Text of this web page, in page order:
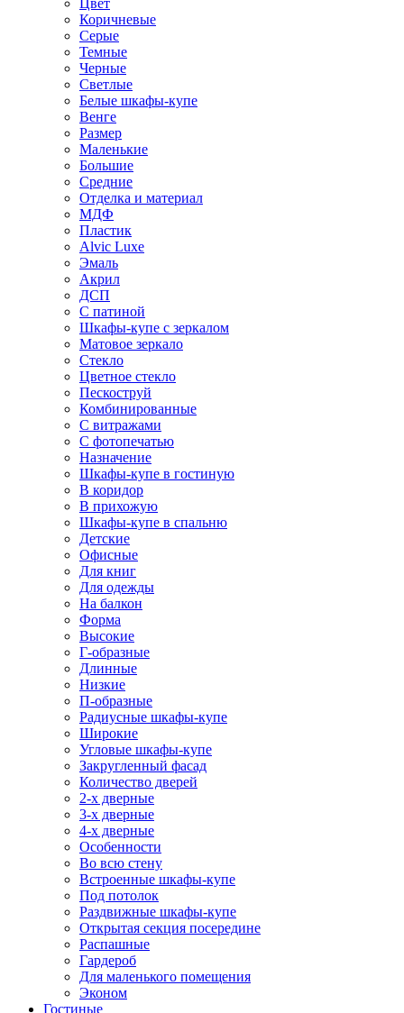
Цвет
Коричневые
Серые
Темные
Черные
Светлые
Белые шкафы-купе
Венге
Размер
Маленькие
Большие
Средние
Отделка и материал
МДФ
Пластик
Alvic Luxe
Эмаль
Акрил
ДСП
С патиной
Шкафы-купе с зеркалом
Матовое зеркало
Стекло
Цветное стекло
Пескоструй
Комбинированные
С витражами
С фотопечатью
Назначение
Шкафы-купе в гостиную
В коридор
В прихожую
Шкафы-купе в спальню
Детские
Офисные
Для книг
Для одежды
На балкон
Форма
Высокие
Г-образные
Длинные
Низкие
П-образные
Радиусные шкафы-купе
Широкие
Угловые шкафы-купе
Закругленный фасад
Количество дверей
2-х дверные
3-х дверные
4-х дверные
Особенности
Во всю стену
Встроенные шкафы-купе
Под потолок
Раздвижные шкафы-купе
Открытая секция посередине
Распашные
Гардероб
Для маленького помещения
Эконом
Гостиные